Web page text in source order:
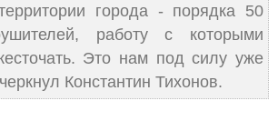
города - порядка 50
работу с которыми
Это нам под силу уже
Константин Тихонов.